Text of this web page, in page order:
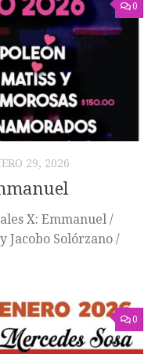
0
29, 2026
X: Emmanuel /
Jacobo Solórzano /
0